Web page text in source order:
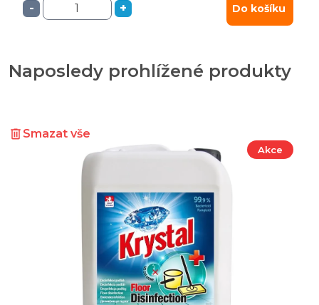
- + Do košíku
Naposledy prohlížené produkty
Smazat vše
Akce